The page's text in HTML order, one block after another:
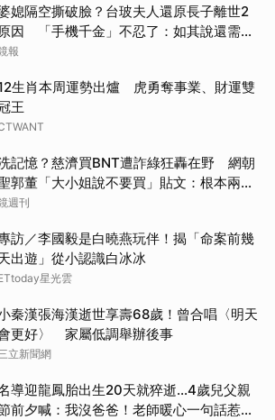
媳隔空撕破臉？台玻夫人還原長子離世2
因 「手機千金」不忍了：如其說還需要
開嗎？
報
生肖本周運勢出爐 虎勇奪事業、財運雙
王
記憶？慈濟買BNT遭詐綠狂轟在野 網朝
郭董「大小姐說不要買」貼文：根本兩碼
週刊
訪／李國毅是白曉燕玩伴！揭「命案前幾
出遊」從小認識白冰冰
星光雲
秦漢張海漢逝世享壽68歲！曾合唱〈明天
更好〉 家屬低調舉辦後事
立新聞網
導迎龍鳳胎出生20天就猝逝...4歲兒父親
前夕喊：我沒爸爸！老師暖心一句話惹哭